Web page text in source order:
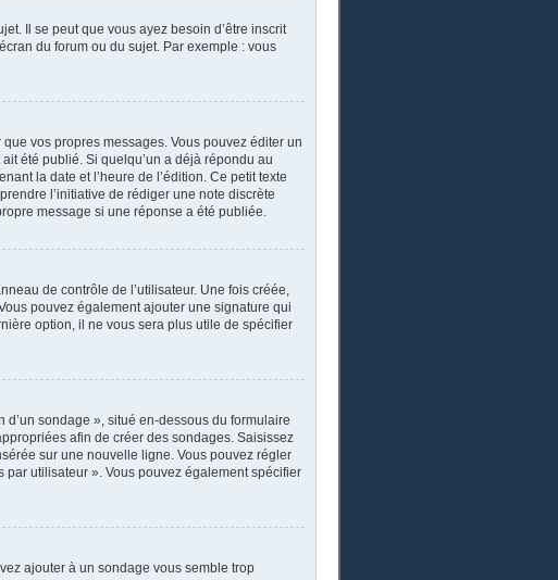
Il se peut que vous ayez besoin d’être inscrit
du forum ou du sujet. Par exemple : vous
vos propres messages. Vous pouvez éditer un
été publié. Si quelqu’un a déjà répondu au
la date et l’heure de l’édition. Ce petit texte
l’initiative de rédiger une note discrète
message si une réponse a été publiée.
de contrôle de l’utilisateur. Une fois créée,
pouvez également ajouter une signature qui
option, il ne vous sera plus utile de spécifier
sondage », situé en-dessous du formulaire
afin de créer des sondages. Saisissez
sur une nouvelle ligne. Vous pouvez régler
par utilisateur ». Vous pouvez également spécifier
ajouter à un sondage vous semble trop